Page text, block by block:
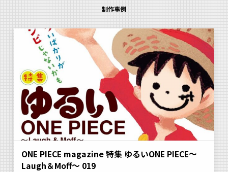
制作事例
ONE PIECE magazine 特集 ゆるいONE PIECE～
Laugh＆Moff～ 019